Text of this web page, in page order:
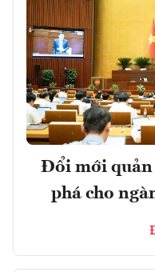
Đổi mới
phá cho